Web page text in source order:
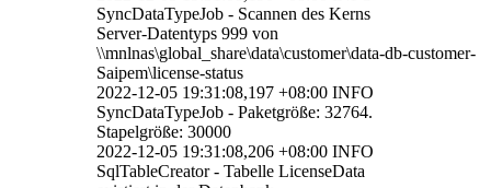
SyncDataTypeJob - Scannen des Kerns
Server-Datentyps 999 von
\\mnlnas\global_share\data\customer\data-db-customer-
Saipem\license-status
2022-12-05 19:31:08,197 +08:00 INFO
SyncDataTypeJob - Paketgröße: 32764.
Stapelgröße: 30000
2022-12-05 19:31:08,206 +08:00 INFO
SqlTableCreator - Tabelle LicenseData